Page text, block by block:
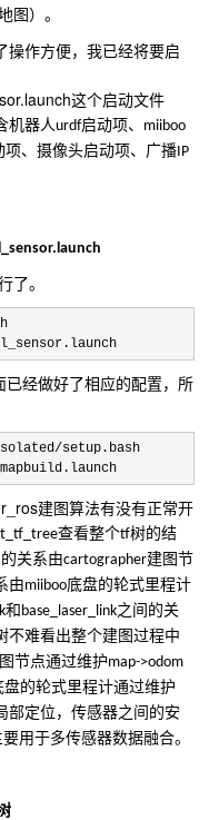
图）。
操作方便，我已经将要启
这个启动文件
机器人urdf启动项、 miiboo
项、摄像头启动项、广播IP
了。
已经做好了相应的配置，所
setup.bash
建图算法有没有正常开
查看整个tf树的结
关系由cartographer建图节
由miiboo底盘的轮式里程计
和 base_laser_link之间的关
不难看出整个建图过程中
节点通过维护map->odom
盘的轮式里程计通过维护
部定位，传感器之间的安
用于多传感器数据融合。